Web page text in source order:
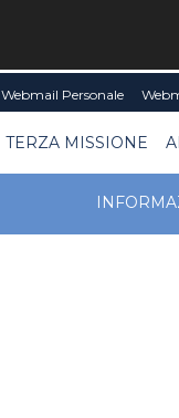
Webmail Personale
TERZA MISSIONE